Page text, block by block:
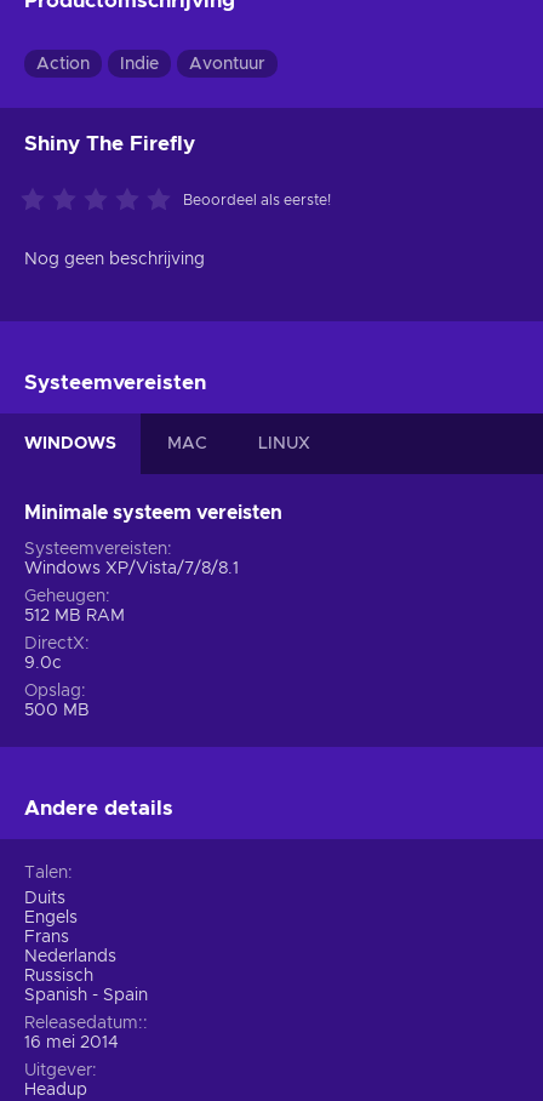
Action Indie Avontuur
Shiny The Firefly
Beoordeel als eerste!
Nog geen beschrijving
Systeemvereisten
WINDOWS MAC LINUX
Minimale systeem vereisten
Systeemvereisten
Windows XP/Vista/7/8/8.1
Geheugen
512 MB RAM
DirectX
9.0c
Opslag
500 MB
Andere details
Talen
Duits
Engels
Frans
Nederlands
Russisch
Spanish - Spain
Releasedatum:
16 mei 2014
Uitgever
Headup